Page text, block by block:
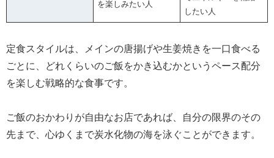
を楽しみたい人
したい人
定食スタイルは、メインの唐揚げや生姜焼きを一口食べる
ごとに、どれくらいのご飯をかき込むかというペース配分
を楽しむ戦略的な食事です。
ご飯のおかわりが自由なお店であれば、自分の限界のその
先まで、心ゆくまで炭水化物の海を泳ぐことができます。